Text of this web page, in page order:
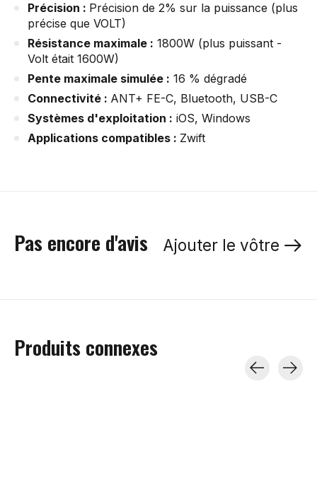
Précision : Précision de 2% sur la puissance (plus
précise que VOLT)
Résistance maximale : 1800W (plus puissant -
Volt était 1600W)
Pente maximale simulée : 16 % dégradé
Connectivité : ANT+ FE-C, Bluetooth, USB-C
Systèmes d'exploitation : iOS, Windows
Applications compatibles : Zwift
Pas encore d'avis Ajouter le vôtre
Produits connexes